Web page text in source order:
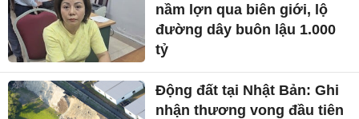
nầm lợn qua biên giới, lộ
đường dây buôn lậu 1.000
tỷ
Động đất tại Nhật Bản: Ghi
nhận thương vong đầu tiên